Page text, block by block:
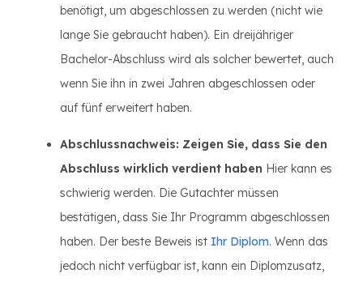
benötigt, um abgeschlossen zu werden (nicht wie
lange Sie gebraucht haben). Ein dreijähriger
Bachelor-Abschluss wird als solcher bewertet, auch
wenn Sie ihn in zwei Jahren abgeschlossen oder
auf fünf erweitert haben.
Abschlussnachweis: Zeigen Sie, dass Sie den
Abschluss wirklich verdient haben Hier kann es
schwierig werden. Die Gutachter müssen
bestätigen, dass Sie Ihr Programm abgeschlossen
haben. Der beste Beweis ist Ihr Diplom. Wenn das
jedoch nicht verfügbar ist, kann ein Diplomzusatz,